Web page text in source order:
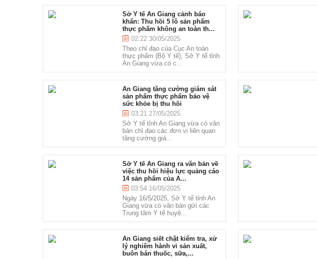
Sở Y tế An Giang cảnh báo
khẩn: Thu hồi 5 lô sản phẩm
thực phẩm không an toàn th...
02:22 30/05/2025
Theo chỉ đạo của Cục An toàn
thực phẩm (Bộ Y tế), Sở Y tế tỉnh
An Giang vừa có c...
An Giang tăng cường giám sát
sản phẩm thực phẩm bảo vệ
sức khỏe bị thu hồi
03:21 27/05/2025
Sở Y tế tỉnh An Giang vừa có văn
bản chỉ đạo các đơn vị liên quan
tăng cường giá...
Sở Y tế An Giang ra văn bản về
việc thu hồi hiệu lực quảng cáo
14 sản phẩm của A...
03:54 16/05/2025
Ngày 16/5/2025, Sở Y tế tỉnh An
Giang vừa có văn bản gửi các
Trung tâm Y tế huyệ...
An Giang siết chặt kiểm tra, xử
lý nghiêm hành vi sản xuất,
buôn bán thuốc, sữa,...